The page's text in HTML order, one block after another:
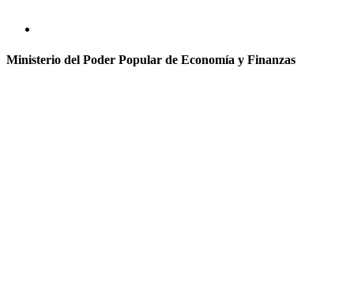
Ministerio del Poder Popular de Economía y Finanzas